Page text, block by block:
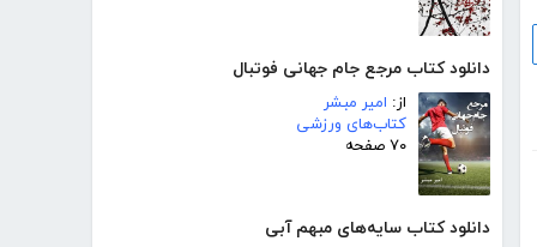
دانلود کتاب مرجع جام جهانی فوتبال
از: امیر مبشر
کتاب‌های ورزشی
۷۰ صفحه
دانلود کتاب سایه‌های مبهم آبی